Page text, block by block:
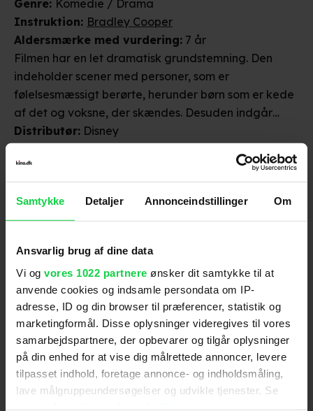
Samtykke Detaljer Annonceindstillinger Om
Ansvarlig brug af dine data
Vi og vores 1022 partnere ønsker dit samtykke til at
anvende cookies og indsamle persondata om IP-
adresse, ID og din browser til præferencer, statistik og
marketingformål. Disse oplysninger videregives til vores
samarbejdspartnere, der opbevarer og tilgår oplysninger
på din enhed for at vise dig målrettede annoncer, levere
tilpasset indhold, foretage annonce- og indholdsmåling,
lave målgruppeundersøgelser og udvikle tjenester. Se
Anmeldelser fra medierne
(6)
Berlingske
"Det er fint og solidarisk fortalt, og så er det tilmed
Genre: Komedie / Drama
Instruktion: Bradley Cooper
Aldersmærke med vurdering: 7 år
Filmen har en let dramatisk grundstemning. Den
indeholder scener med personer, som er
følelsesmæssigt berørte, herunder børn som er kede
af det og voksne, der skændes. Desuden indgår
scener med skildringer af voksenseksualitet. Da
filmen kun vil kunne virke skræmmende for børn
under 7 år.
Distributør: Disney